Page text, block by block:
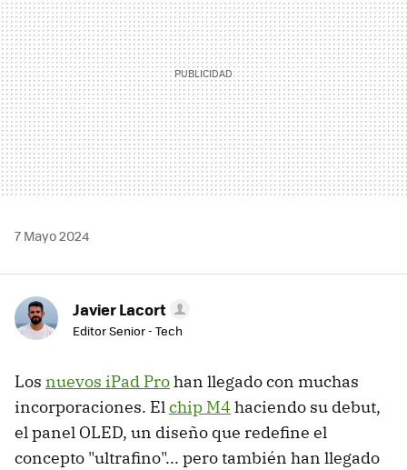
7 Mayo 2024
Javier Lacort
Editor Senior - Tech
Los nuevos iPad Prohan llegado con muchas
incorporaciones. Elchip M4 haciendo su debut,
el panel OLED, un diseño que redefine el
concepto "ultrafino"... pero también han llegado